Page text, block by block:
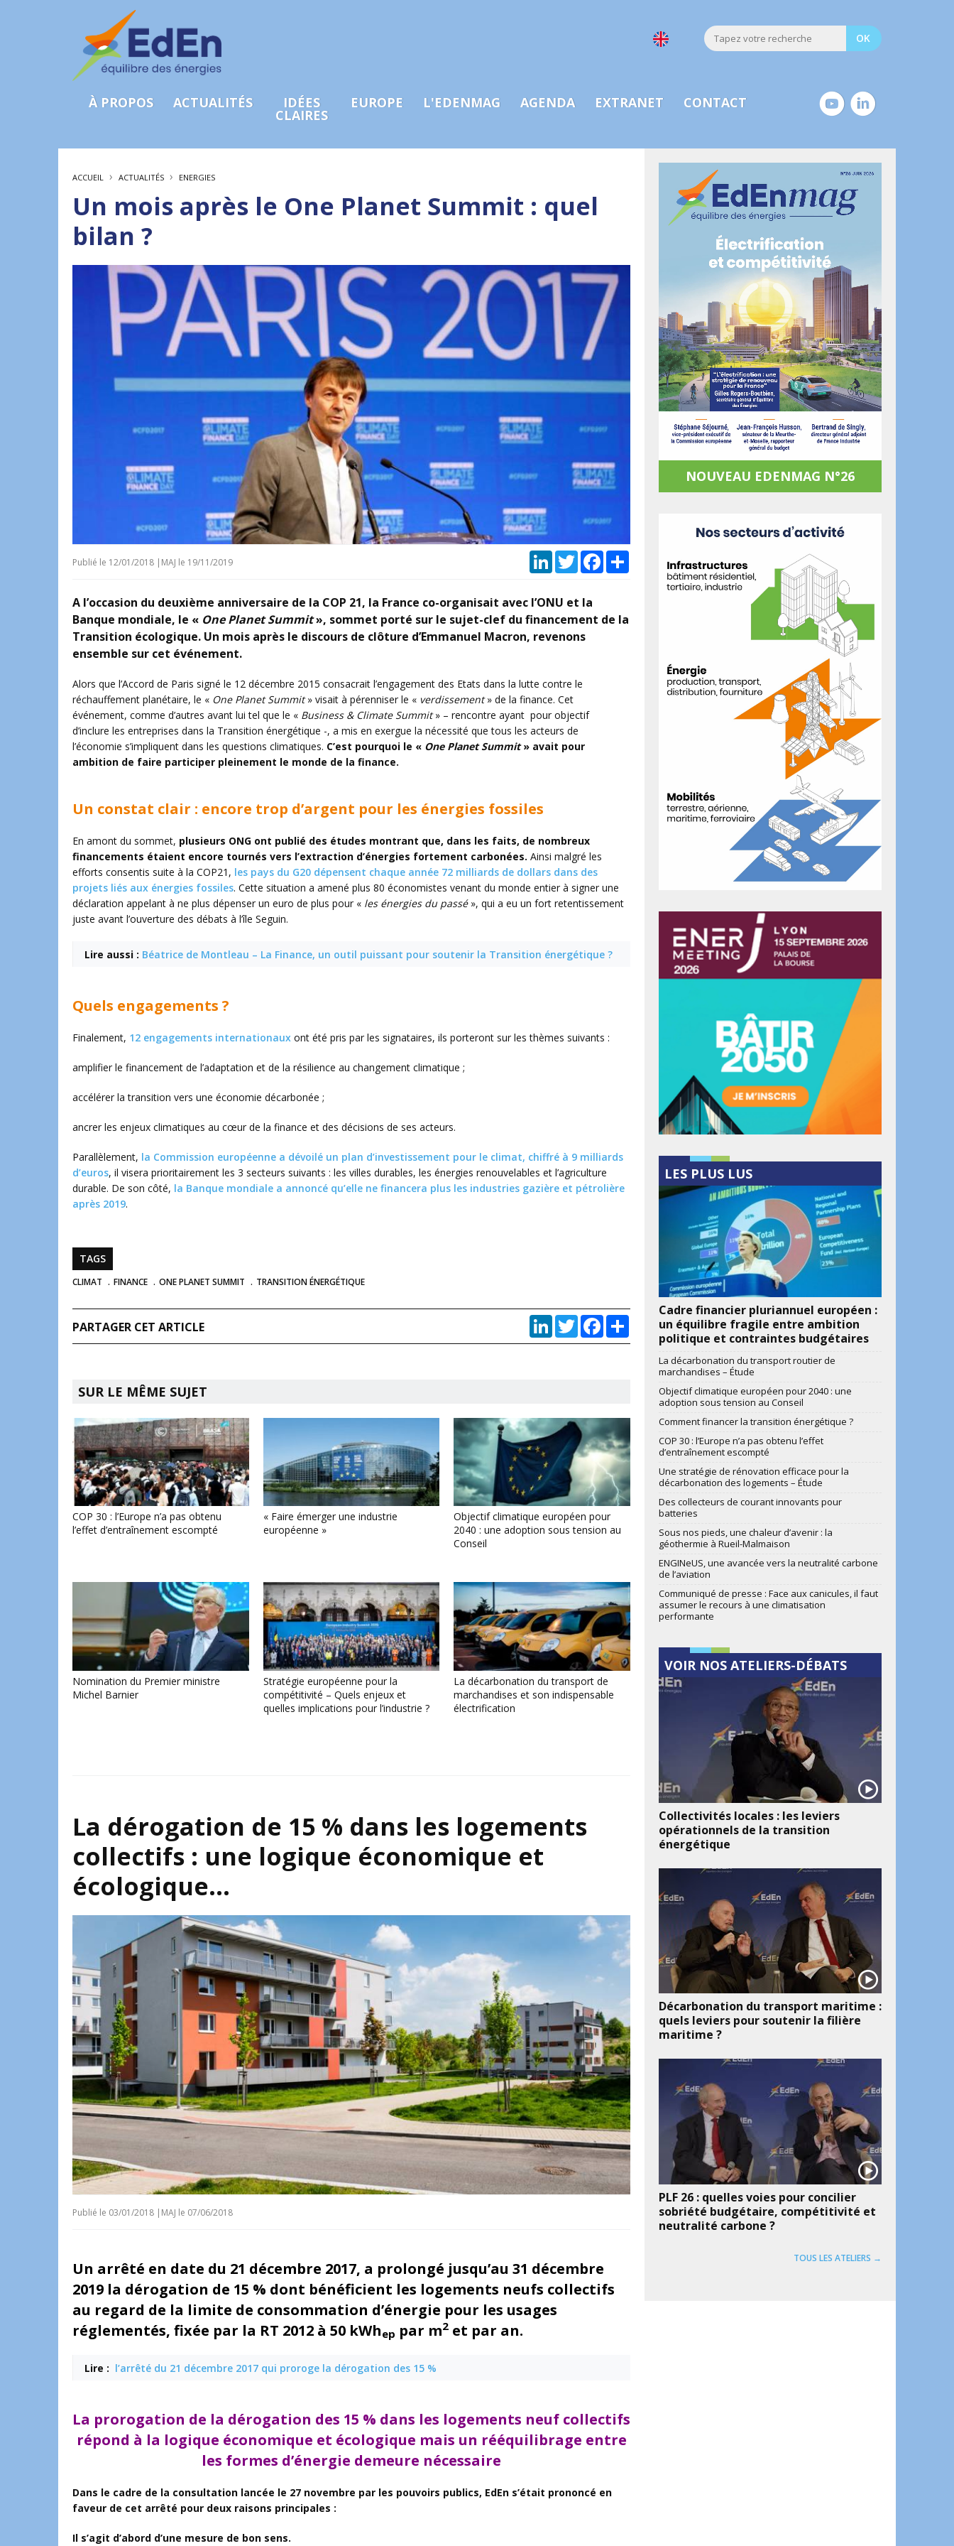
À PROPOS ACTUALITÉS IDÉES
CLAIRES
EUROPE L'EDENMAG AGENDA EXTRANET CONTACT
ACCUEIL › ACTUALITÉS › ENERGIES
Un mois après le One Planet Summit : quel
bilan ?
Publié le 12/01/2018 | MAJ le 19/11/2019 LinkedInTwitterFacebook
A l’occasion du deuxième anniversaire de la COP 21, la France co-organisait avec l’ONU et la
Banque mondiale, le « One Planet Summit», sommet porté sur le sujet-clef du financement de la
Transition écologique. Un mois après le discours de clôture d’Emmanuel Macron, revenons
ensemble sur cet événement.
Alors que l’Accord de Paris signé le 12 décembre 2015 consacrait l’engagement des Etats dans la lutte contre le
réchauffement planétaire, le « One Planet Summit» visait à pérenniser le « verdissement» de la finance. Cet
événement, comme d’autres avant lui tel que le « Business & Climate Summit» – rencontre ayant pour objectif
d’inclure les entreprises dans la Transition énergétique -, a mis en exergue la nécessité que tous les acteurs de
l’économie s’impliquent dans les questions climatiques. C’est pourquoi le « One Planet Summit» avait pour
ambition de faire participer pleinement le monde de la finance.
Un constat clair : encore trop d’argent pour les énergies fossiles
En amont du sommet, plusieurs ONG ont publié des études montrant que, dans les faits, de nombreux
financements étaient encore tournés vers l’extraction d’énergies fortement carbonées. Ainsi malgré les
efforts consentis suite à la COP21, les pays du G20 dépensent chaque année 72 milliards de dollars dans des
projets liés aux énergies fossiles. Cette situation a amené plus 80 économistes venant du monde entier à signer une
déclaration appelant à ne plus dépenser un euro de plus pour « les énergies du passé», qui a eu un fort retentissement
juste avant l’ouverture des débats à l’île Seguin.
Lire aussi : Béatrice de Montleau – La Finance, un outil puissant pour soutenir la Transition énergétique ?
Quels engagements ?
Finalement, 12 engagements internationaux ont été pris par les signataires, ils porteront sur les thèmes suivants :
amplifier le financement de l’adaptation et de la résilience au changement climatique ;
accélérer la transition vers une économie décarbonée ;
ancrer les enjeux climatiques au cœur de la finance et des décisions de ses acteurs.
Parallèlement, la Commission européenne a dévoilé un plan d’investissement pour le climat, chiffré à 9 milliards
d’euros, il visera prioritairement les 3 secteurs suivants : les villes durables, les énergies renouvelables et l’agriculture
durable. De son côté, la Banque mondiale a annoncé qu’elle ne financera plus les industries gazière et pétrolière
après 2019.
TAGS
CLIMAT FINANCE ONE PLANET SUMMIT TRANSITION ÉNERGÉTIQUE
PARTAGER CET ARTICLE LinkedInTwitterFacebookPartager
SUR LE MÊME SUJET
COP 30 : l’Europe n’a pas obtenu
l’effet d’entraînement escompté
« Faire émerger une industrie
européenne »
Objectif climatique européen pour
2040 : une adoption sous tension au
Conseil
Nomination du Premier ministre
Michel Barnier
Stratégie européenne pour la
compétitivité – Quels enjeux et
quelles implications pour l’industrie ?
La décarbonation du transport de
marchandises et son indispensable
électrification
La dérogation de 15 % dans les logements
collectifs : une logique économique et
écologique…
Publié le 03/01/2018 | MAJ le 07/06/2018
Un arrêté en date du 21 décembre 2017, a prolongé jusqu’au 31 décembre
2019 la dérogation de 15 % dont bénéficient les logements neufs collectifs
au regard de la limite de consommation d’énergie pour les usages
réglementés, fixée par la RT 2012 à 50 kWhep par m2 et par an.
Lire : l’arrêté du 21 décembre 2017 qui proroge la dérogation des 15 %
La prorogation de la dérogation des 15 % dans les logements neuf collectifs
répond à la logique économique et écologique mais un rééquilibrage entre
les formes d’énergie demeure nécessaire
Dans le cadre de la consultation lancée le 27 novembre par les pouvoirs publics, EdEn s’était prononcé en
faveur de cet arrêté pour deux raisons principales :
Il s’agit d’abord d’une mesure de bon sens.
NOUVEAU EDENMAG N°26
LES PLUS LUS
Cadre financier pluriannuel européen :
un équilibre fragile entre ambition
politique et contraintes budgétaires
La décarbonation du transport routier de
marchandises – Étude
Objectif climatique européen pour 2040 : une
adoption sous tension au Conseil
Comment financer la transition énergétique ?
COP 30 : l’Europe n’a pas obtenu l’effet
d’entraînement escompté
Une stratégie de rénovation efficace pour la
décarbonation des logements – Étude
Des collecteurs de courant innovants pour
batteries
Sous nos pieds, une chaleur d’avenir : la
géothermie à Rueil-Malmaison
ENGINeUS, une avancée vers la neutralité carbone
de l’aviation
Communiqué de presse : Face aux canicules, il faut
assumer le recours à une climatisation
performante
VOIR NOS ATELIERS-DÉBATS
Collectivités locales : les leviers
opérationnels de la transition
énergétique
Décarbonation du transport maritime :
quels leviers pour soutenir la filière
maritime ?
PLF 26 : quelles voies pour concilier
sobriété budgétaire, compétitivité et
neutralité carbone ?
TOUS LES ATELIERS →